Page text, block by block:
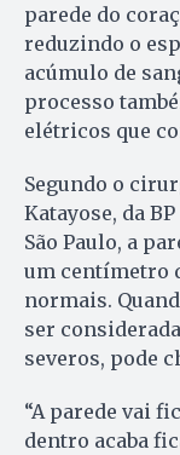
parede do
reduzindo o
acúmulo de
processo
elétricos que
Segundo o
Katayose, da
São Paulo, a
um centímetro
normais.
ser
severos, pode
“A parede vai
dentro acaba